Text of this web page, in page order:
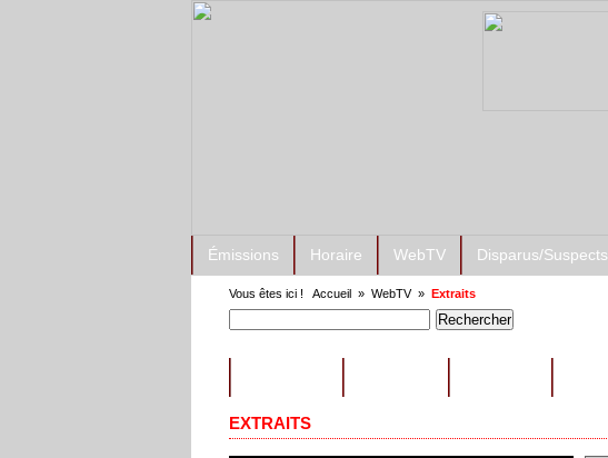
Émissions Horaire WebTV Disparus/Suspects
Vous êtes ici ! Accueil » WebTV» Extraits
EXTRAITS